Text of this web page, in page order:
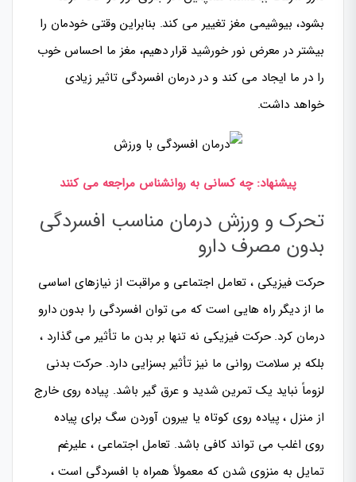
بشود، بیوشیمی مغز تغییر می کند. بنابراین وقتی خودمان را
بیشتر در معرض نور خورشید قرار دهیم، مغز ما احساس خوب
را در ما ایجاد می کند و در درمان افسردگی تاثیر زیادی
خواهد داشت.
پیشنهاد: چه کسانی به روانشناس مراجعه می کنند
تحرک و ورزش درمان مناسب افسردگی
بدون مصرف دارو
حرکت فیزیکی ، تعامل اجتماعی و مراقبت از نیازهای اساسی
ما از دیگر راه هایی است که می توان افسردگی را بدون دارو
درمان کرد. حرکت فیزیکی نه تنها بر بدن ما تأثیر می گذارد ،
بلکه بر سلامت روانی ما نیز تأثیر بسزایی دارد. حرکت بدنی
لزوماً نباید یک تمرین شدید و عرق گیر باشد. پیاده روی خارج
از منزل ، پیاده روی کوتاه یا بیرون آوردن سگ برای پیاده
روی اغلب می تواند کافی باشد. تعامل اجتماعی ، علیرغم
تمایل به منزوی شدن که معمولاً همراه با افسردگی است ،